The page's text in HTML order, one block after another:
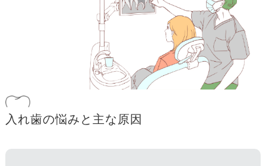
入れ歯の悩みと主な原因